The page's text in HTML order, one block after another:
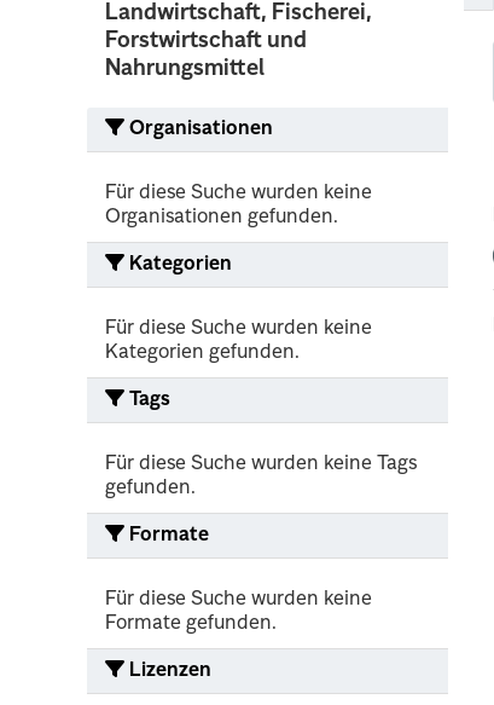
Landwirtschaft, Fischerei,
Forstwirtschaft und
Nahrungsmittel
Organisationen
Für diese Suche wurden keine
Organisationen gefunden.
Kategorien
Für diese Suche wurden keine
Kategorien gefunden.
Tags
Für diese Suche wurden keine Tags
gefunden.
Formate
Für diese Suche wurden keine
Formate gefunden.
Lizenzen